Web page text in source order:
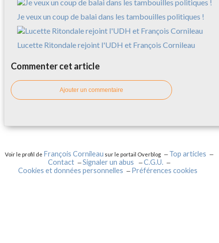
Je veux un coup de balai dans les tambouilles politiques !
Lucette Ritondale rejoint l'UDH et François Cornileau
Commenter cet article
Ajouter un commentaire
Voir le profil de François Cornileau sur le portail Overblog
Top articles
Contact
Signaler un abus
C.G.U.
Cookies et données personnelles
Préférences cookies